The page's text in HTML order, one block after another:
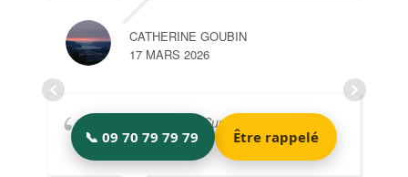
CATHERINE GOUBIN
17 MARS 2026
Super partenaire je
recommande